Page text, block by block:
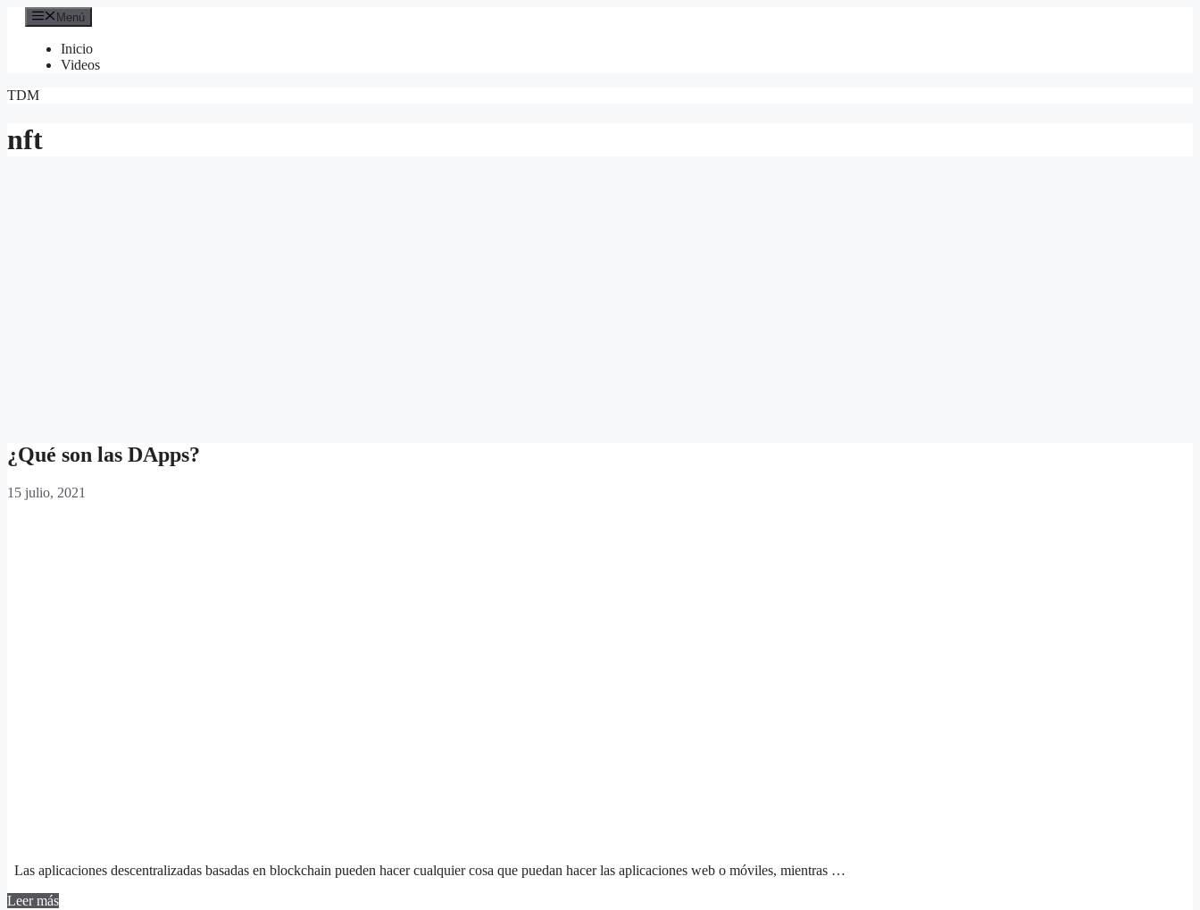
Saltar
contenido
Menú
Inicio
Videos
TDM
nft
¿Qué son las DApps?
15 julio, 2021
Las aplicaciones descentralizadas basadas en blockchain pueden hacer cualquier cosa que puedan hacer las aplicaciones web o móviles, mientras …
Leer más